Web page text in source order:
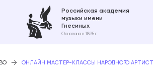
Российская академия
музыки имени
Гнесиных
Основана в 1895 г.
ОНЛАЙН МАСТЕР-КЛАССЫ НАРОДНОГО